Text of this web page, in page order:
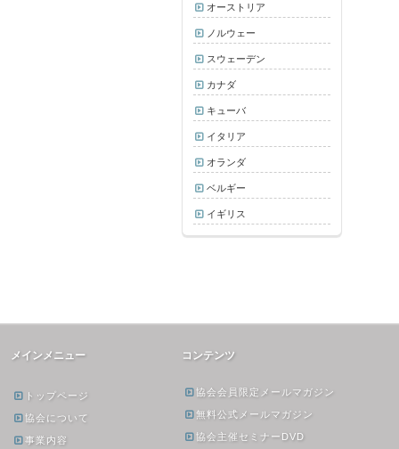
オーストリア
ノルウェー
スウェーデン
カナダ
キューバ
イタリア
オランダ
ベルギー
イギリス
メインメニュー
トップページ
協会について
事業内容
コンテンツ
協会会員限定メールマガジン
無料公式メールマガジン
協会主催セミナーDVD